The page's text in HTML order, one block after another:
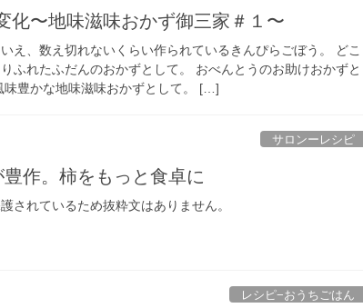
変化〜地味滋味おかず御三家＃１〜
え、数え切れないくらい作られているきんぴらごぼう。 どこ
ふれたふだんのおかずとして。 おべんとうのお助けおかずと
味豊かな地味滋味おかずとして。 […]
サロンーレシピ
豊作。柿をもっと食卓に
されているため抜粋文はありません。
レシピ−おうちごはん